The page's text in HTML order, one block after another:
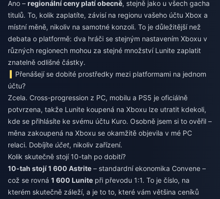
Ano – regionální ceny platí obecně, stejně jako u všech gacha
titulů. To, kolik zaplatíte, závisí na regionu vašeho účtu Xbox a
místní měně, nikoliv na samotné konzoli. To je důležitější než
debata o platformě: dva hráči se stejným nastavením Xboxu v
různých regionech mohou za stejné množství Lunite zaplatit
znatelně odlišné částky.
Přenášejí se dobité prostředky mezi platformami na jednom
účtu?
Zcela. Cross-progression z PC, mobilu a PS5 je oficiálně
potvrzena, takže Lunite koupená na Xboxu lze utratit kdekoli,
kde se přihlásíte ke svému účtu Kuro. Osobně jsem si to ověřil –
měna zakoupená na Xboxu se okamžitě objevila v mé PC
relaci. Dobíjíte účet, nikoliv zařízení.
Kolik skutečně stojí 10-tah po dobití?
10-tah stojí 1 600 Astrite – standardní ekonomika Convene –
což se rovná 1 600 Lunite při převodu 1:1. To je číslo, na
kterém skutečně záleží, a je to to, které vám většina ceníků